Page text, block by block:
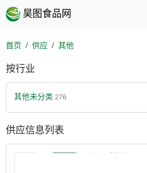
昊图食品网
首页 供应 其他
按行业
其他未分类 276
供应信息列表
雨生红球藻粉